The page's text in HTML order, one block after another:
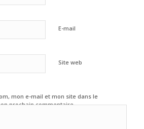
E-mail
Site web
mon e-mail et mon site dans le
prochain commentaire.